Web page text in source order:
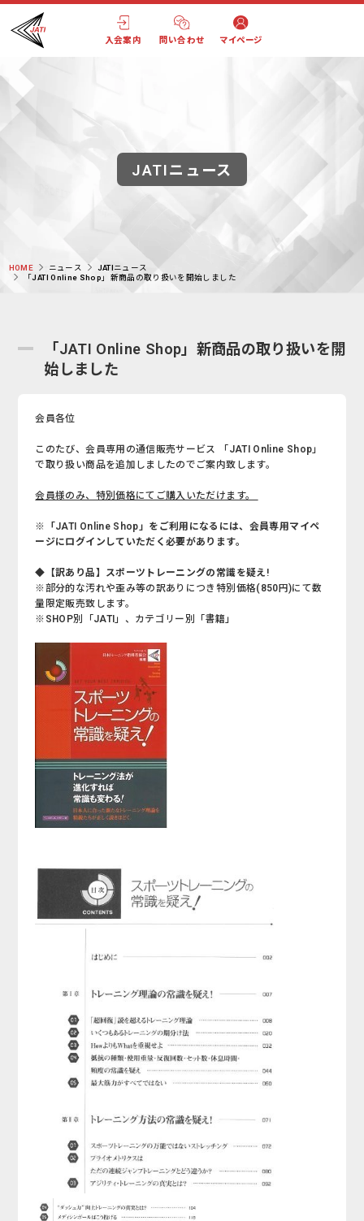
入会案内 問い合わせ マイページ
JATIニュース
HOME ニュース
JATIニュース
「JATI Online Shop」新商品の取り扱いを開始しました
「JATI Online Shop」新商品の取り扱いを開
始しました
会員各位
このたび、会員専用の通信販売サービス 「JATI Online Shop」
で取り扱い商品を追加しましたのでご案内致します。
会員様のみ、特別価格にてご購入いただけます。
※「JATI Online Shop」をご利用になるには、会員専用マイペ
ージにログインしていただく必要があります。
◆【訳あり品】スポーツトレーニングの常識を疑え!
※部分的な汚れや歪み等の訳ありにつき特別価格(850円)にて数
量限定販売致します。
※SHOP別「JATI」、カテゴリー別「書籍」